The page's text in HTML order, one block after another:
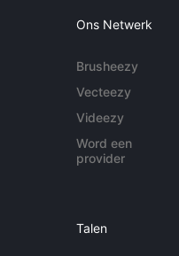
Ons Netwerk
Brusheezy
Vecteezy
Videezy
Word een
provider
Talen